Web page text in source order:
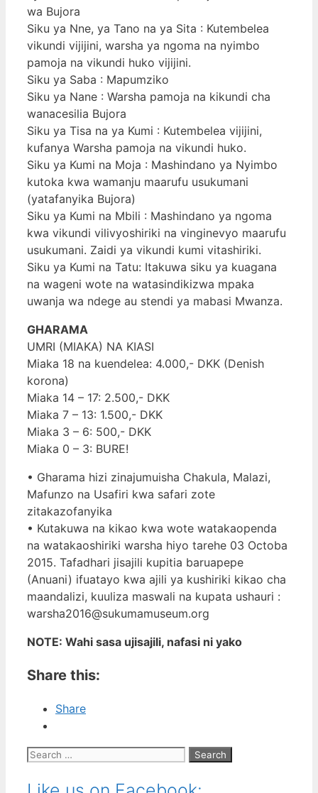
wa Bujora
Siku ya Nne, ya Tano na ya Sita : Kutembelea
vikundi vijijini, warsha ya ngoma na nyimbo
pamoja na vikundi huko vijijini.
Siku ya Saba : Mapumziko
Siku ya Nane : Warsha pamoja na kikundi cha
wanacesilia Bujora
Siku ya Tisa na ya Kumi : Kutembelea vijijini,
kufanya Warsha pamoja na vikundi huko.
Siku ya Kumi na Moja : Mashindano ya Nyimbo
kutoka kwa wamanju maarufu usukumani
(yatafanyika Bujora)
Siku ya Kumi na Mbili : Mashindano ya ngoma
kwa vikundi vilivyoshiriki na vinginevyo maarufu
usukumani. Zaidi ya vikundi kumi vitashiriki.
Siku ya Kumi na Tatu: Itakuwa siku ya kuagana
na wageni wote na watasindikizwa mpaka
uwanja wa ndege au stendi ya mabasi Mwanza.
GHARAMA
UMRI (MIAKA) NA KIASI
Miaka 18 na kuendelea: 4.000,- DKK (Denish
korona)
Miaka 14 – 17: 2.500,- DKK
Miaka 7 – 13: 1.500,- DKK
Miaka 3 – 6: 500,- DKK
Miaka 0 – 3: BURE!
• Gharama hizi zinajumuisha Chakula, Malazi,
Mafunzo na Usafiri kwa safari zote
zitakazofanyika
• Kutakuwa na kikao kwa wote watakaopenda
na watakaoshiriki warsha hiyo tarehe 03 Octoba
2015. Tafadhari jisajili kupitia baruapepe
(Anuani) ifuatayo kwa ajili ya kushiriki kikao cha
maandalizi, kuuliza maswali na kupata ushauri :
warsha2016@sukumamuseum.org
NOTE: Wahi sasa ujisajili, nafasi ni yako
Share this:
Share
Search